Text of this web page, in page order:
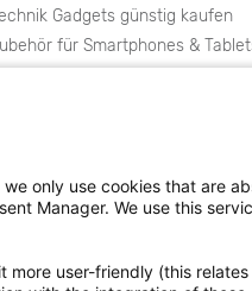
Gadgets günstig kaufen
für Smartphones &
only use cookies that are
Manager. We use this
user-friendly (this